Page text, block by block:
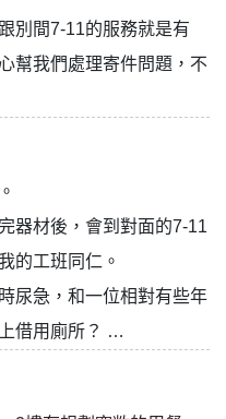
別間7-11的服務就是有
幫我們處理寄件問題，不
器材後，會到對面的7-11
的工班同仁。
尿急，和一位相對有些年
借用廁所？ …